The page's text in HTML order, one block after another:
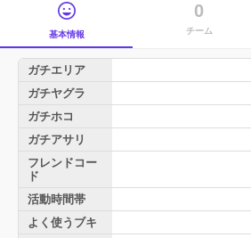
基本情報
0
チーム
ガチエリア
ガチヤグラ
ガチホコ
ガチアサリ
フレンドコー
ド
活動時間帯
よく使うブキ